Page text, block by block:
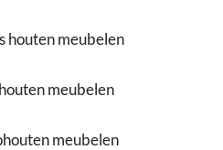
houten meubelen
meubelen
meubelen